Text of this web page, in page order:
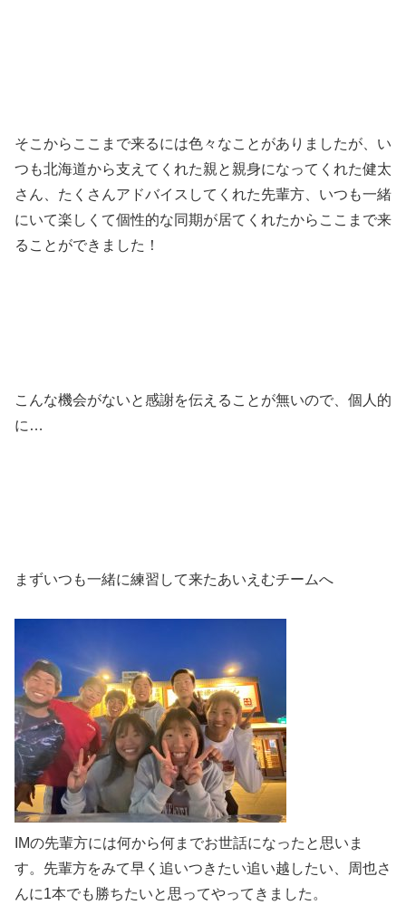
そこからここまで来るには色々なことがありましたが、い
つも北海道から支えてくれた親と親身になってくれた健太
さん、たくさんアドバイスしてくれた先輩方、いつも一緒
にいて楽しくて個性的な同期が居てくれたからここまで来
ることができました！
こんな機会がないと感謝を伝えることが無いので、個人的
に…
まずいつも一緒に練習して来たあいえむチームへ
IMの先輩方には何から何までお世話になったと思いま
す。先輩方をみて早く追いつきたい追い越したい、周也さ
んに1本でも勝ちたいと思ってやってきました。